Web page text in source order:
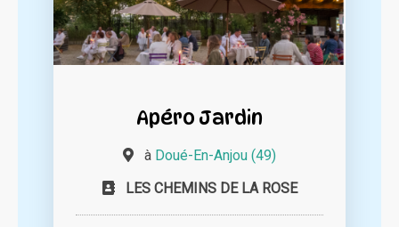
Apéro Jardin
à Doué-En-Anjou (49)
LES CHEMINS DE LA ROSE